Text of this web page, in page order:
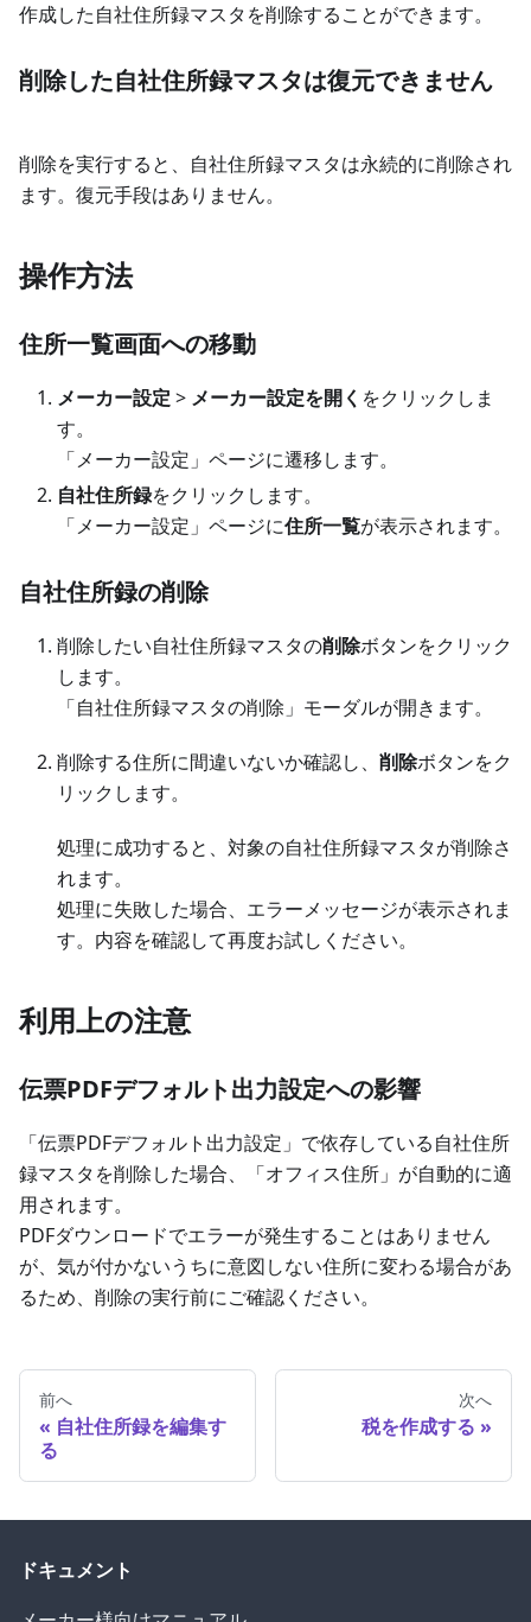
作成した自社住所録マスタを削除することができます。
削除した自社住所録マスタは復元できません
削除を実行すると、自社住所録マスタは永続的に削除され
ます。復元手段はありません。
操作方法
住所一覧画面への移動
メーカー設定 > メーカー設定を開く をクリックしま
す。
「メーカー設定」ページに遷移します。
自社住所録をクリックします。
「メーカー設定」ページに住所一覧が表示されます。
自社住所録の削除
削除したい自社住所録マスタの削除ボタンをクリック
します。
「自社住所録マスタの削除」モーダルが開きます。
削除する住所に間違いないか確認し、 削除ボタンをク
リックします。
処理に成功すると、対象の自社住所録マスタが削除さ
れます。
処理に失敗した場合、エラーメッセージが表示されま
す。内容を確認して再度お試しください。
利用上の注意
伝票PDFデフォルト出力設定への影響
「伝票PDFデフォルト出力設定」で依存している自社住所
録マスタを削除した場合、「オフィス住所」が自動的に適
用されます。
PDFダウンロードでエラーが発生することはありません
が、気が付かないうちに意図しない住所に変わる場合があ
るため、削除の実行前にご確認ください。
前へ
自社住所録を編集す
る
次へ
税を作成する
ドキュメント